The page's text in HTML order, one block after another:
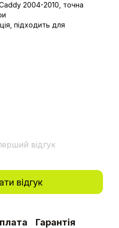
2004-2010, точна
підходить для
відгук
відгук
Гарантія